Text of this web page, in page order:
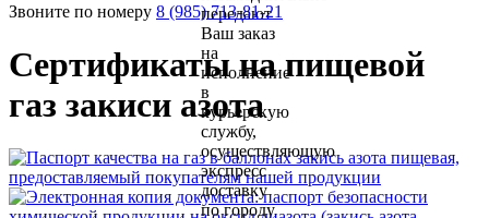
Звоните по номеру 8 (985) 713-81-21
Сертификаты на пищевой
газ закиси азота